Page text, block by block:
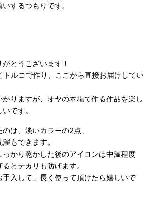
するつもりです。
とうございます！
ルコで作り、ここから直接お届けしてい
りますが、オヤの本場で作る作品を楽し
です。
は、淡いカラーの2点、
もできます。
かり乾かした後のアイロンは中温程度
とテカリも防げます。
手入して、長く使って頂けたら嬉しいで